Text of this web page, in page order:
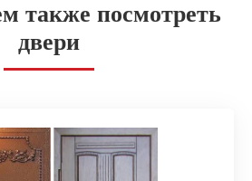
также посмотреть
двери